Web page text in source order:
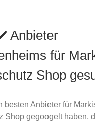
Anbieter
für
Shop
besten Anbieter für
Shop gegoogelt haben,